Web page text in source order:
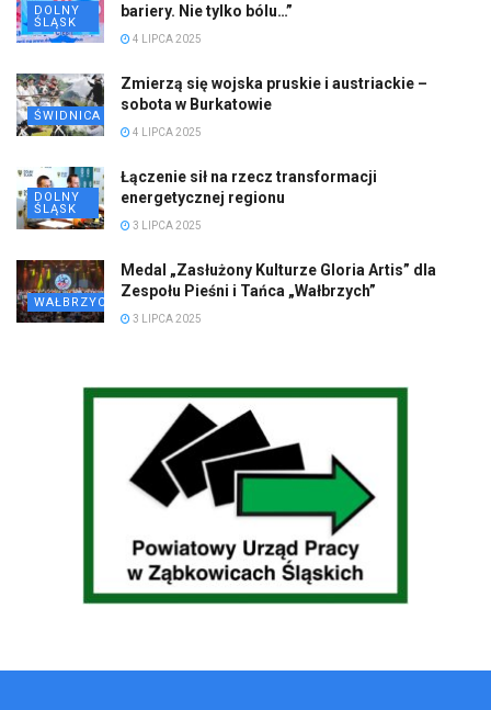
DOLNY
ŚLĄSK
bariery. Nie tylko bólu…”
4 LIPCA 2025
ŚWIDNICA
Zmierzą się wojska pruskie i austriackie –
sobota w Burkatowie
4 LIPCA 2025
DOLNY
ŚLĄSK
Łączenie sił na rzecz transformacji
energetycznej regionu
3 LIPCA 2025
WAŁBRZYCH
Medal „Zasłużony Kulturze Gloria Artis” dla
Zespołu Pieśni i Tańca „Wałbrzych”
3 LIPCA 2025